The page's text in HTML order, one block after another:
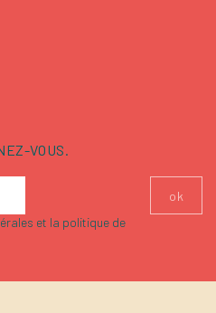
VOUS.
et la politique de